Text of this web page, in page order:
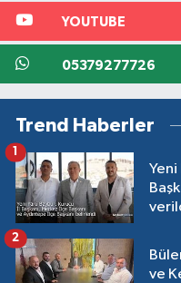
YOUTUBE
05379277726
Trend Haberler
Yeni
ve
2